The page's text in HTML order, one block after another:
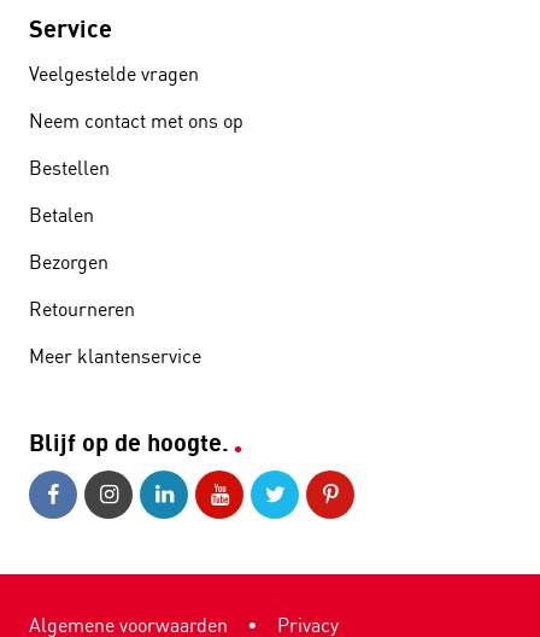
Service
Veelgestelde vragen
Neem contact met ons op
Bestellen
Betalen
Bezorgen
Retourneren
Meer klantenservice
Blijf op de hoogte.
Algemene voorwaarden • Privacy